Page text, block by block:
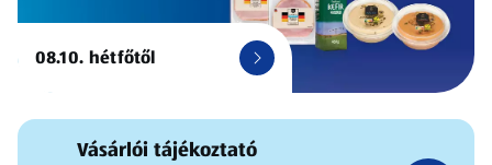
08.10. hétfőtől
Vásárlói tájékoztató